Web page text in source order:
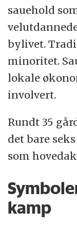
sauehold
bylivet.
minoritet.
lokale
involvert.
Rundt 35
det bare
som
kamp